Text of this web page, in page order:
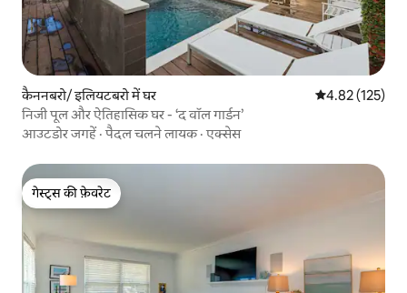
कैननबरो/ इलियटबरो में घर औसत रेटिंग 5 में से
4.82 (125)
निजी पूल और ऐतिहासिक घर - ‘द वॉल गार्डन’
आउटडोर जगहें ·पैदल चलने लायक·एक्सेस
गेस्ट्स की फ़ेवरेट
गेस्ट्स की फ़ेवरेट